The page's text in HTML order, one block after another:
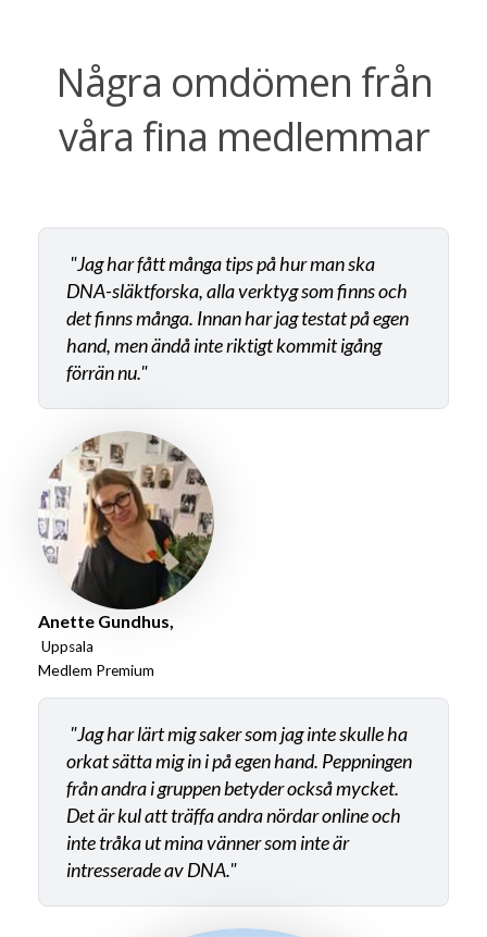
Några omdömen från
våra fina medlemmar
"Jag har fått många tips på hur man ska
DNA-släktforska, alla verktyg som finns och
det finns många. Innan har jag testat på egen
hand, men ändå inte riktigt kommit igång
förrän nu."
Anette Gundhus,
Uppsala
Medlem Premium
"Jag har lärt mig saker som jag inte skulle ha
orkat sätta mig in i på egen hand. Peppningen
från andra i gruppen betyder också mycket.
Det är kul att träffa andra nördar online och
inte tråka ut mina vänner som inte är
intresserade av DNA."